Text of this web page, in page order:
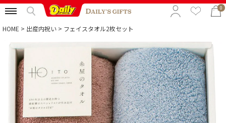
0
特集から選ぶ
予算から選ぶ
カテゴリから選ぶ
贈る相手から選ぶ
HOME 出産内祝い フェイスタオル2枚セット